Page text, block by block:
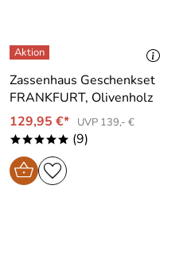
Zassenhaus Geschenkset
FRANKFURT, Olivenholz
129,95 €*
UVP 139,- €
***** (9)